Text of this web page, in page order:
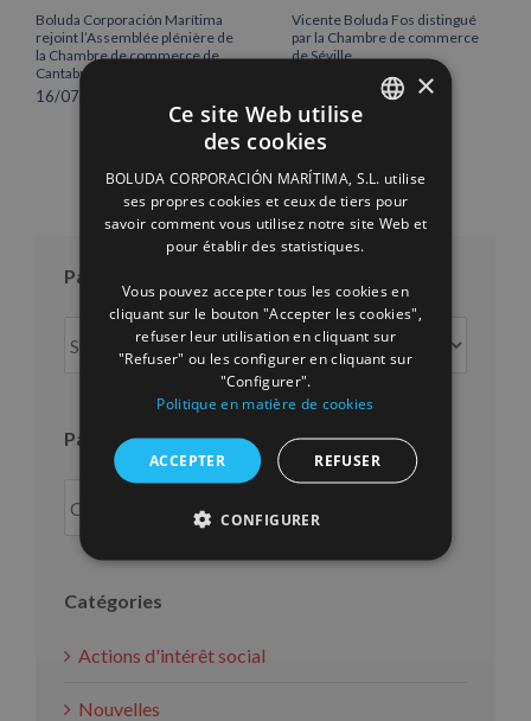
Boluda Corporación Marítima
rejoint l’Assemblée plénière de
la Chambre de commerce de
Cantabrie
16/07/2026
Vicente Boluda Fos distingué
par la Chambre de commerce
de Séville.
Par mois
mois
Par an
Catégories
Actions d'intérêt social
Nouvelles
ENGLISH
FRENCH
×
Ce site Web utilise
des cookies
BOLUDA CORPORACIÓN MARÍTIMA, S.L. utilise
ses propres cookies et ceux de tiers pour
savoir comment vous utilisez notre site Web et
pour établir des statistiques.
Vous pouvez accepter tous les cookies en
cliquant sur le bouton "Accepter les cookies",
refuser leur utilisation en cliquant sur
"Refuser" ou les configurer en cliquant sur
"Configurer".
Politique en matière de cookies
ACCEPTER REFUSER
CONFIGURER